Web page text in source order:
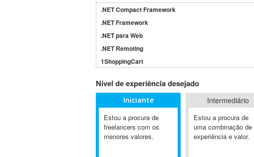
.NET Compact Framework
.NET Framework
.NET para Web
.NET Remoting
1ShoppingCart
3GSM
4D Dimension
802.11
A&P
A-GPS
Nível de experiência desejado
Iniciante
Estou a procura de
freelancers com os
menores valores.
Intermediário
Estou a procura de
uma combinação de
experiência e valor.